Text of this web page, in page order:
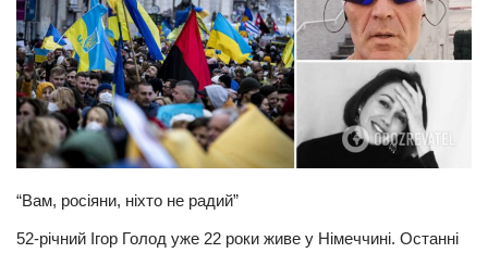
Рецепти
Привітання
Здоров’я
Події
Кримінал
Трагедії
Курйози
“Вам, росіяни, ніхто не радий”
52-річний Ігор Голод уже 22 роки живе у Німеччині. Останні